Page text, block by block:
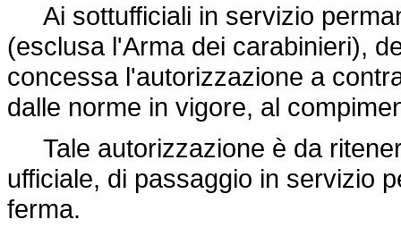
Ai sottufficiali in servizio
(esclusa l'Arma dei carabinieri),
concessa l'autorizzazione a
dalle norme in vigore, al
Tale autorizzazione è da
ufficiale, di passaggio in servizio
ferma.